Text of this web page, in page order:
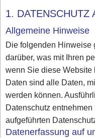
1. DATENSCHUTZ
Allgemeine Hinweise
Die folgenden
darüber, was mit Ihren
wenn Sie diese
Daten sind alle Daten,
werden können.
Datenschutz
aufgeführten
Datenerfassung auf